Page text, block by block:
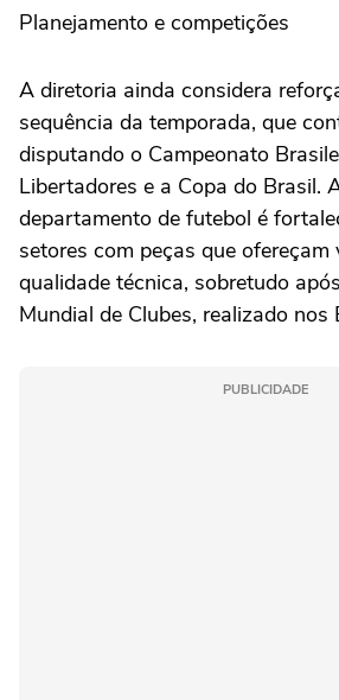
Planejamento e competições
A diretoria ainda considera
sequência da temporada, que
disputando o Campeonato
Libertadores e a Copa do Brasil.
departamento de futebol é
setores com peças que ofereçam
qualidade técnica, sobretudo
Mundial de Clubes, realizado nos
PUBLICIDADE